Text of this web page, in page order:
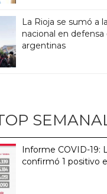
La Rioja se sumó a
nacional en defensa
argentinas
Informe COVID-19:
confirmó 1 positivo